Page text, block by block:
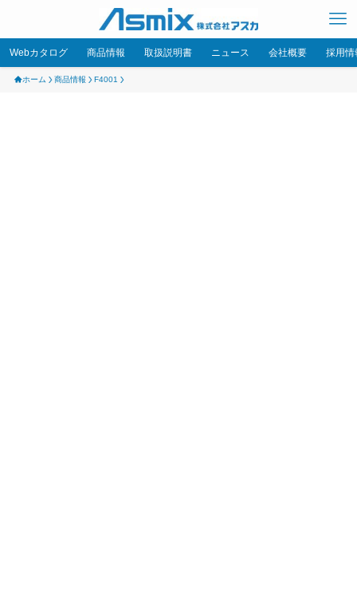
Webカタログ 商品情報 取扱説明書 ニュース 会社概要 採用情
ホーム 商品情報 F4001